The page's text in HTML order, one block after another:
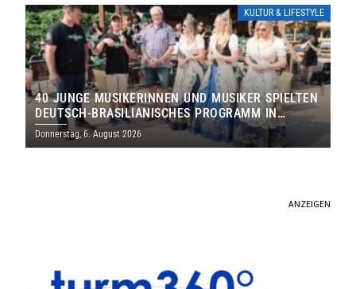
KULTUR & LIFESTYLE
40 JUNGE MUSIKERINNEN UND MUSIKER SPIELTEN
DEUTSCH-BRASILIANISCHES PROGRAMM IN
THOLEY
Donnerstag, 6. August 2026
ANZEIGEN